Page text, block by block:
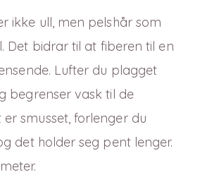
ikke ull, men pelshår som
Det bidrar til at fiberen til en
Lufter du plagget
begrenser vask til de
smusset, forlenger du
det holder seg pent lenger.